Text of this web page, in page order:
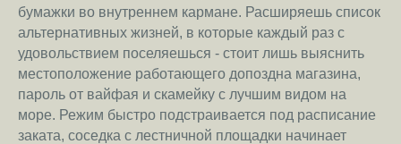
бумажки во внутреннем кармане. Расширяешь список
альтернативных жизней, в которые каждый раз с
удовольствием поселяешься - стоит лишь выяснить
местоположение работающего допоздна магазина,
пароль от вайфая и скамейку с лучшим видом на
море. Режим быстро подстраивается под расписание
заката, соседка с лестничной площадки начинает